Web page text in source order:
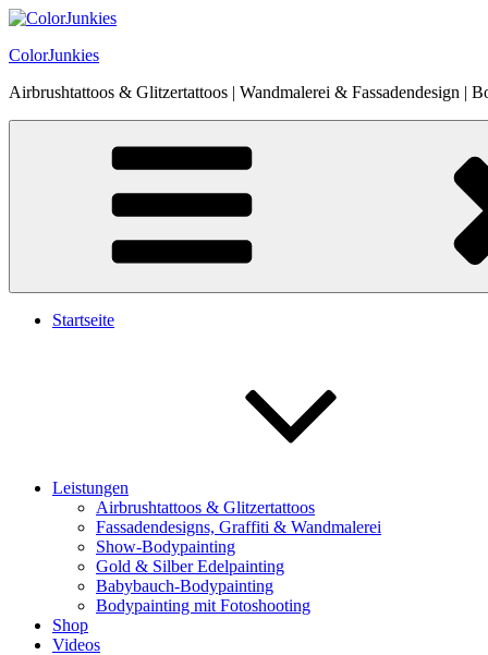
Zum
springen
ColorJunkies
Airbrushtattoos & Glitzertattoos | Wandmalerei & Fassadendesign |
Startseite
Leistungen
Airbrushtattoos & Glitzertattoos
Fassadendesigns, Graffiti & Wandmalerei
Show-Bodypainting
Gold & Silber Edelpainting
Babybauch-Bodypainting
Bodypainting mit Fotoshooting
Shop
Videos